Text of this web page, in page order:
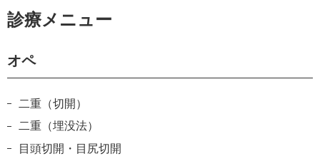
診療メニュー
オペ
二重（切開）
二重（埋没法）
目頭切開・目尻切開